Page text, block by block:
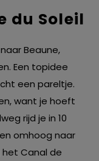
du Soleil
Beaune,
Een topidee
een pareltje.
want je hoeft
rijd je in 10
omhoog naar
het Canal de